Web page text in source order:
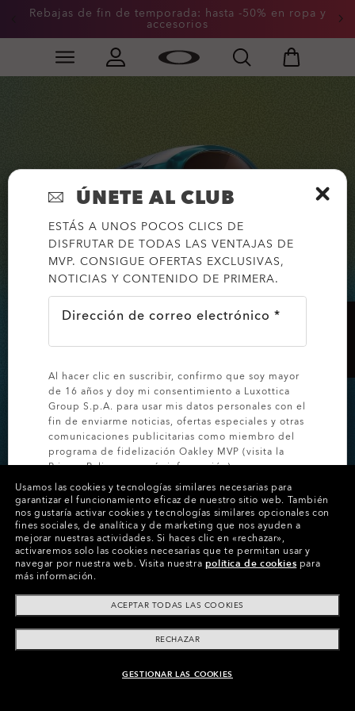
Skip to
Rebajas de fin de temporada: hasta -50% en ropa y
accesorios
Slide 2 of 3. Rebajas de fin de temporada: hasta -
-20% EN GAFAS
PERSONALIZADAS
Ahorra en modelos personalizados por tiempo
limitado.
Usamos las cookies y tecnologías similares necesarias para
garantizar el funcionamiento eficaz de nuestro sitio web. También
nos gustaría activar cookies y tecnologías similares opcionales con
fines sociales, de analítica y de marketing que nos ayuden a
mejorar nuestras actividades. Si haces clic en «rechazar»,
activaremos solo las cookies necesarias que te permitan usar y
navegar por nuestra web. Visita nuestra política de cookies para
más información.
ACEPTAR TODAS LAS COOKIES
RECHAZAR
GESTIONAR LAS COOKIES
ÚNETE AL CLUB
ESTÁS A UNOS POCOS CLICS DE
DISFRUTAR DE TODAS LAS VENTAJAS DE
MVP. CONSIGUE OFERTAS EXCLUSIVAS,
NOTICIAS Y CONTENIDO DE PRIMERA.
Dirección de correo electrónico *
Al hacer clic en suscribir, confirmo que soy mayor
de 16 años y doy mi consentimiento a Luxottica
Group S.p.A. para usar mis datos personales con el
fin de enviarme noticias, ofertas especiales y otras
comunicaciones publicitarias como miembro del
programa de fidelización Oakley MVP (visita la
Privacy Policypara más información).
SUSCRÍBETE